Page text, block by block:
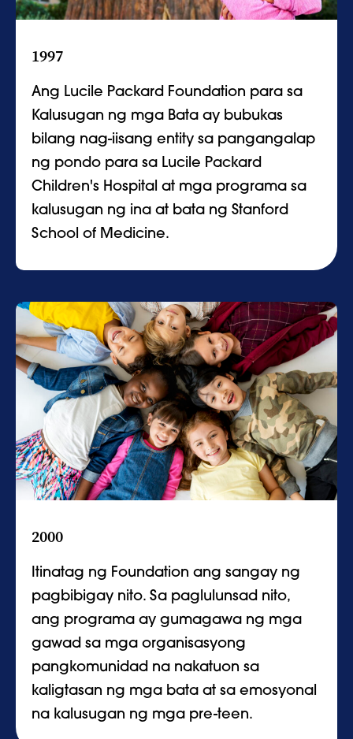
1997
Ang Lucile Packard Foundation para sa
Kalusugan ng mga Bata ay bubukas
bilang nag-iisang entity sa pangangalap
ng pondo para sa Lucile Packard
Children's Hospital at mga programa sa
kalusugan ng ina at bata ng Stanford
School of Medicine.
2000
Itinatag ng Foundation ang sangay ng
pagbibigay nito. Sa paglulunsad nito,
ang programa ay gumagawa ng mga
gawad sa mga organisasyong
pangkomunidad na nakatuon sa
kaligtasan ng mga bata at sa emosyonal
na kalusugan ng mga pre-teen.